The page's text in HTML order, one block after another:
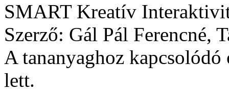
SMART Kreatív
Szerző: Gál Pál Ferencné,
A tananyaghoz
lett.